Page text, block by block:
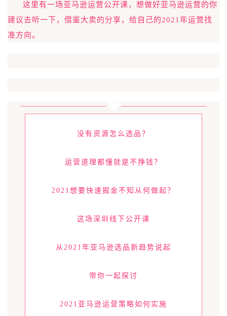
这里有一场亚马逊运营公开课，想做好亚马逊运营的你
建议去听一下，借鉴大卖的分享，给自己的2021年运营找
准方向。
没有资源怎么选品？
运营道理都懂就是不挣钱？
2021想要快速掘金不知从何做起？
这场深圳线下公开课
从2021年亚马逊选品新趋势说起
带你一起探讨
2021亚马逊运营策略如何实施